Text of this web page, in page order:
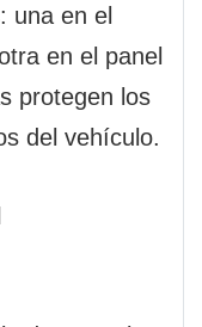
una en el
en el panel
protegen los
del vehículo.